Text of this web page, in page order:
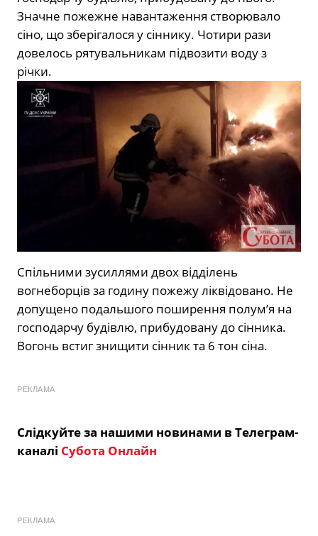
Значне пожежне навантаження створювало
сіно, що зберігалося у сіннику. Чотири рази
довелось рятувальникам підвозити воду з
річки.
Спільними зусиллями двох відділень
вогнеборців за годину пожежу ліквідовано. Не
допущено подальшого поширення полум’я на
господарчу будівлю, прибудовану до сінника.
Вогонь встиг знищити сінник та 6 тон сіна.
РЕКЛАМА
Слідкуйте за нашими новинами в Телеграм-
каналі Субота Онлайн
РЕКЛАМА